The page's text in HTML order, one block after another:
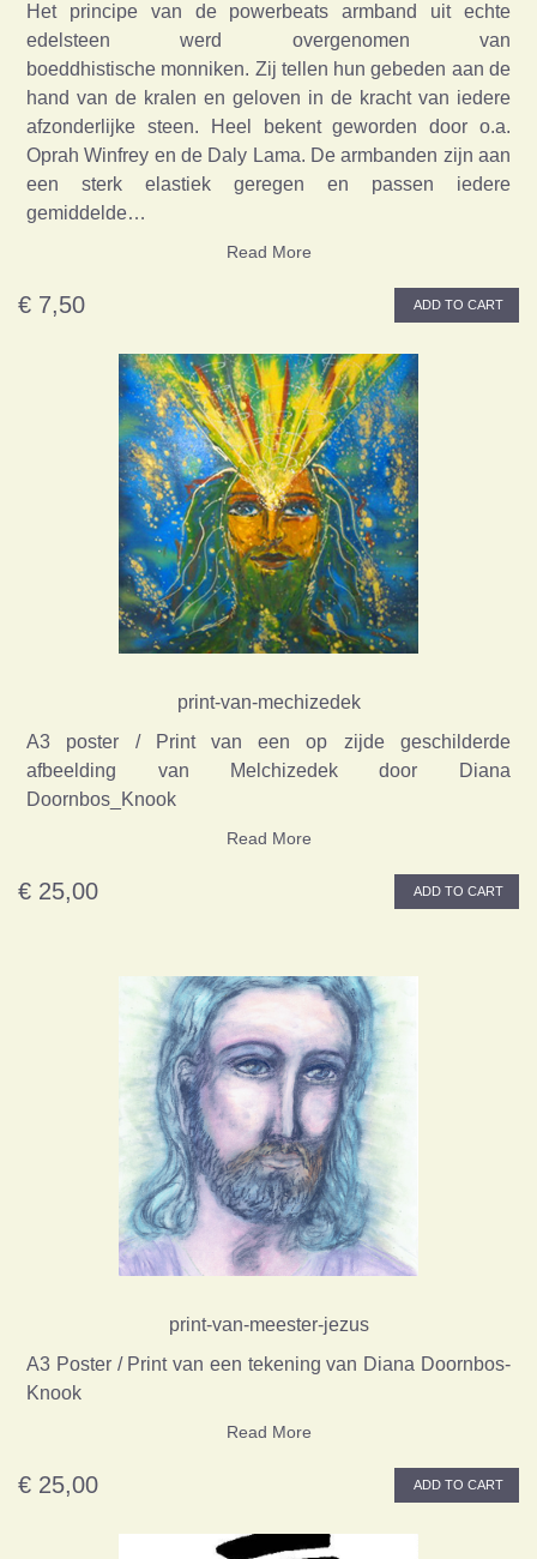
Het principe van de powerbeats armband uit echte
edelsteen werd overgenomen van
boeddhistische monniken. Zij tellen hun gebeden aan de
hand van de kralen en geloven in de kracht van iedere
afzonderlijke steen. Heel bekent geworden door o.a.
Oprah Winfrey en de Daly Lama. De armbanden zijn aan
een sterk elastiek geregen en passen iedere
gemiddelde…
Read More
€ 7,50 ADD TO CART
print-van-mechizedek
A3 poster / Print van een op zijde geschilderde
afbeelding van Melchizedek door Diana
Doornbos_Knook
Read More
€ 25,00 ADD TO CART
print-van-meester-jezus
A3 Poster / Print van een tekening van Diana Doornbos-
Knook
Read More
€ 25,00 ADD TO CART